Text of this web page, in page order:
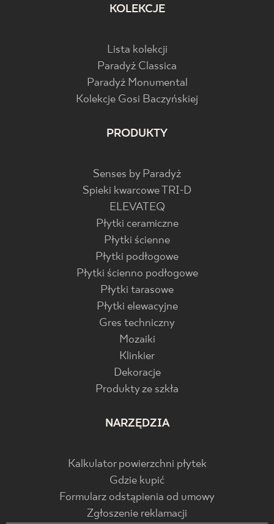
KOLEKCJE
Lista kolekcji
Paradyż Classica
Paradyż Monumental
Kolekcje Gosi Baczyńskiej
PRODUKTY
Senses by Paradyż
Spieki kwarcowe TRI-D
ELEVATEQ
Płytki ceramiczne
Płytki ścienne
Płytki podłogowe
Płytki ścienno podłogowe
Płytki tarasowe
Płytki elewacyjne
Gres techniczny
Mozaiki
Klinkier
Dekoracje
Produkty ze szkła
NARZĘDZIA
Kalkulator powierzchni płytek
Gdzie kupić
Formularz odstąpienia od umowy
Zgłoszenie reklamacji